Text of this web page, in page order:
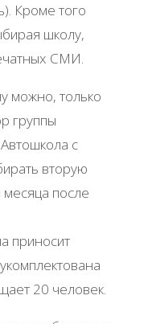
Кроме того
школу,
СМИ.
можно, только
группы
с
вторую
месяца после
приносит
20 человек.